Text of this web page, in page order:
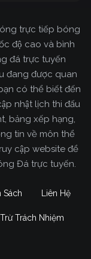
trực tiếp bóng
độ cao và bình
đá trực tuyến
đang được quan
có thể biết đến
nhật lịch thi đấu
bảng xếp hạng,
tin về môn thể
cập website để
Đá trực tuyến.
Sách Liên Hệ
Trách Nhiệm